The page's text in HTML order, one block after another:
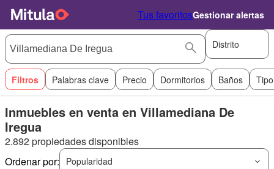
Tus favoritosGestionar alertas
Distrito
Filtros Palabras clave Precio Dormitorios Baños
Inmuebles en venta en Villamediana De
Iregua
2.892 propiedades disponibles
Ordenar por:
Popularidad